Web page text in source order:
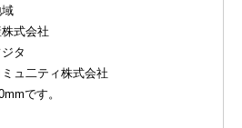
式会社
タ
ュ二ティ株式会社
です。